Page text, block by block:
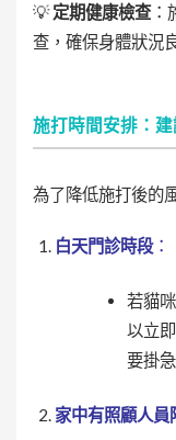
💡定期健康檢查：
查，確保身體狀況
施打時間安排：建
為了降低施打後的
白天門診時段：
若貓
以立
要掛
家中有照顧人員